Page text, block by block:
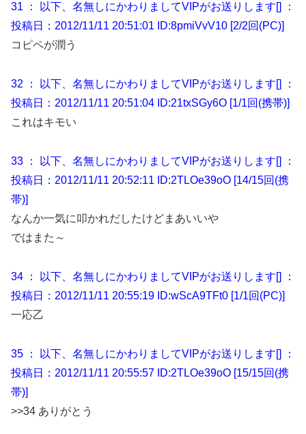
31 ： 以下、名無しにかわりましてVIPがお送りします[] ：
投稿日：2012/11/11 20:51:01 ID:8pmiVvV10 [2/2回(PC)]
コピペが潤う
32 ： 以下、名無しにかわりましてVIPがお送りします[] ：
投稿日：2012/11/11 20:51:04 ID:21txSGy6O [1/1回(携帯)]
これはキモい
33 ： 以下、名無しにかわりましてVIPがお送りします[] ：
投稿日：2012/11/11 20:52:11 ID:2TLOe39oO [14/15回(携
帯)]
なんか一気に叩かれだしたけどまあいいや
ではまた～
34 ： 以下、名無しにかわりましてVIPがお送りします[] ：
投稿日：2012/11/11 20:55:19 ID:wScA9TFt0 [1/1回(PC)]
一応乙
35 ： 以下、名無しにかわりましてVIPがお送りします[] ：
投稿日：2012/11/11 20:55:57 ID:2TLOe39oO [15/15回(携
帯)]
>>34 ありがとう